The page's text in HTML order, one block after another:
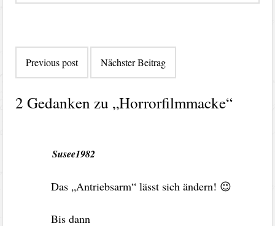
Previous post Nächster Beitrag
2 Gedanken zu „Horrorfilmmacke“
Susee1982
Das „Antriebsarm“ lässt sich ändern! 😉
Bis dann